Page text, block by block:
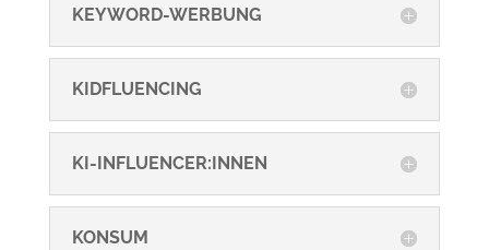
KEYWORD-WERBUNG
KIDFLUENCING
KI-INFLUENCER:INNEN
KONSUM